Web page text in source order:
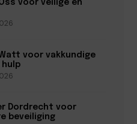
voor veilige en
voor vakkundige
Dordrecht voor
beveiliging